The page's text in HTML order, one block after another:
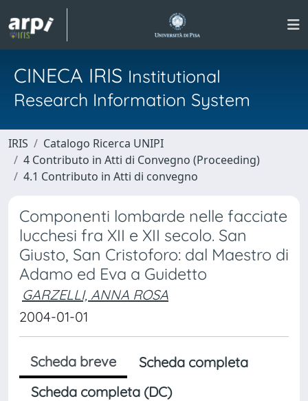
CINECA IRIS Institutional
Research Information System
IRIS
Catalogo Ricerca UNIPI
4 Contributo in Atti di Convegno (Proceeding)
4.1 Contributo in Atti di convegno
Componenti lombarde nelle facciate
lucchesi fra XII e XII secolo. San
Giusto, San Cristoforo: dal Maestro di
Adamo ed Eva a Guidetto
GARZELLI, ANNA ROSA
2004-01-01
Scheda breve
Scheda completa
Scheda completa (DC)